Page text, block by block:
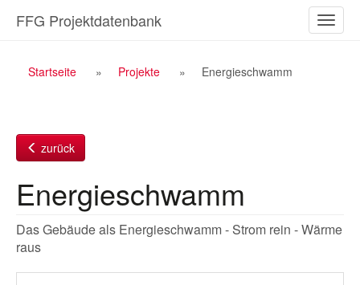
Inhalt
ein-/
FFG Projektdatenbank
Breadcrumb
Startseite Projekte Energieschwamm
zurück
Energieschwamm
Das Gebäude als Energieschwamm - Strom rein - Wärme
raus